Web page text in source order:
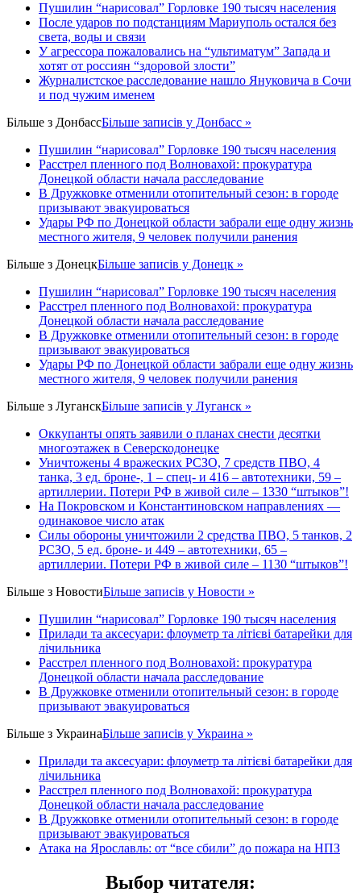
Пушилин “нарисовал” Горловке 190 тысяч населения
После ударов по подстанциям Мариуполь остался без
света, воды и связи
У агрессора пожаловались на “ультиматум” Запада и
хотят от россиян “здоровой злости”
Журналистское расследование нашло Януковича в Сочи
и под чужим именем
Більше з ДонбассБільше записів у Донбасс »
Пушилин “нарисовал” Горловке 190 тысяч населения
Расстрел пленного под Волновахой: прокуратура
Донецкой области начала расследование
В Дружковке отменили отопительный сезон: в городе
призывают эвакуироваться
Удары РФ по Донецкой области забрали еще одну жизнь
местного жителя, 9 человек получили ранения
Більше з ДонецкБільше записів у Донецк »
Пушилин “нарисовал” Горловке 190 тысяч населения
Расстрел пленного под Волновахой: прокуратура
Донецкой области начала расследование
В Дружковке отменили отопительный сезон: в городе
призывают эвакуироваться
Удары РФ по Донецкой области забрали еще одну жизнь
местного жителя, 9 человек получили ранения
Більше з ЛуганскБільше записів у Луганск »
Оккупанты опять заявили о планах снести десятки
многоэтажек в Северскодонецке
Уничтожены 4 вражеских РСЗО, 7 средств ПВО, 4
танка, 3 ед. броне-, 1 – спец- и 416 – автотехники, 59 –
артиллерии. Потери РФ в живой силе – 1330 “штыков”!
На Покровском и Константиновском направлениях —
одинаковое число атак
Силы обороны уничтожили 2 средства ПВО, 5 танков, 2
РСЗО, 5 ед. броне- и 449 – автотехники, 65 –
артиллерии. Потери РФ в живой силе – 1130 “штыков”!
Більше з НовостиБільше записів у Новости »
Пушилин “нарисовал” Горловке 190 тысяч населения
Прилади та аксесуари: флоуметр та літієві батарейки для
лічильника
Расстрел пленного под Волновахой: прокуратура
Донецкой области начала расследование
В Дружковке отменили отопительный сезон: в городе
призывают эвакуироваться
Більше з УкраинаБільше записів у Украина »
Прилади та аксесуари: флоуметр та літієві батарейки для
лічильника
Расстрел пленного под Волновахой: прокуратура
Донецкой области начала расследование
В Дружковке отменили отопительный сезон: в городе
призывают эвакуироваться
Атака на Ярославль: от “все сбили” до пожара на НПЗ
Выбор читателя: